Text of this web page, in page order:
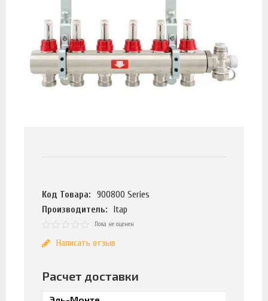
Код Товара:
900800 Series
Производитель:
Itap
Пока не оценен
Написать отзыв
Расчет доставки